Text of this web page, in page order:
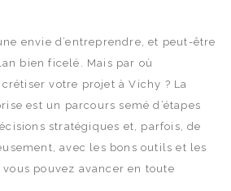
envie d’entreprendre, et peut-être
bien ficelé. Mais par où
votre projet à Vichy ? La
est un parcours semé d’étapes
stratégiques et, parfois, de
avec les bons outils et les
pouvez avancer en toute